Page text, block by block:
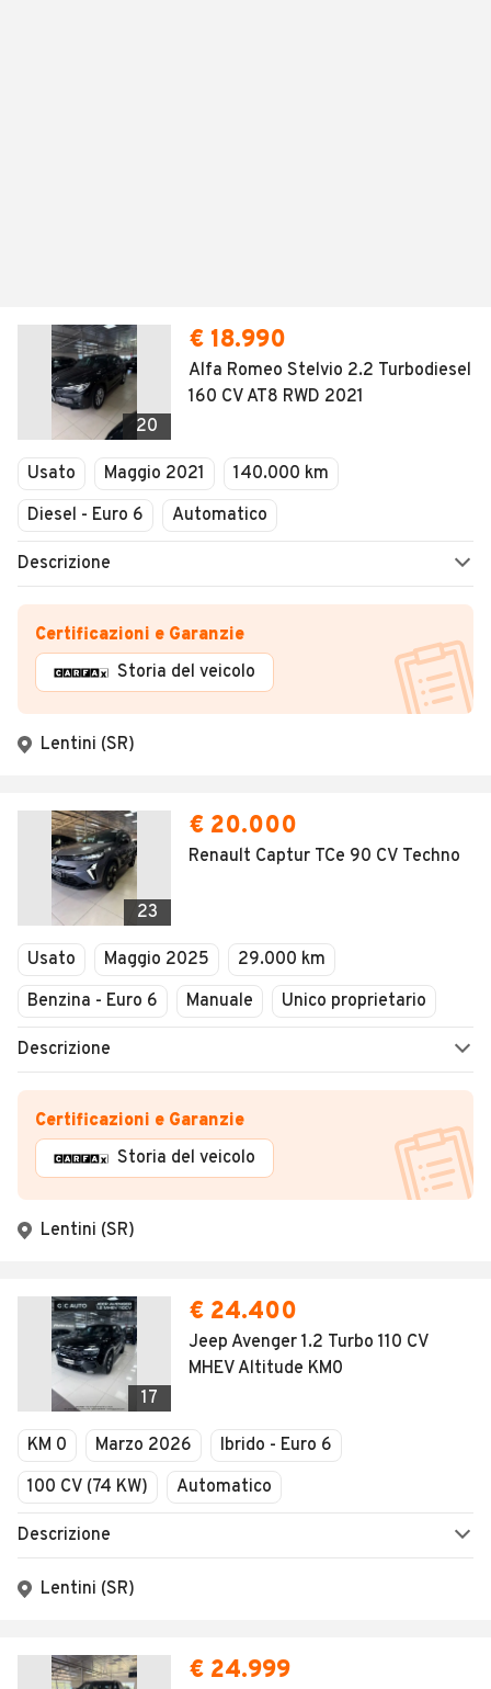
20
€ 18.990
Alfa Romeo Stelvio 2.2 Turbodiesel
160 CV AT8 RWD 2021
Usato Maggio 2021
140.000 km
Diesel - Euro 6
Automatico
Descrizione
Certificazioni e Garanzie
Storia del veicolo
Lentini (SR)
23
€ 20.000
Renault Captur TCe 90 CV Techno
Usato Maggio 2025
29.000 km
Benzina - Euro 6
Manuale Unico proprietario
Descrizione
Certificazioni e Garanzie
Storia del veicolo
Lentini (SR)
17
€ 24.400
Jeep Avenger 1.2 Turbo 110 CV
MHEV Altitude KM0
KM 0 Marzo 2026
Ibrido - Euro 6
100 CV (74 KW)
Automatico
Descrizione
Lentini (SR)
€ 24.999